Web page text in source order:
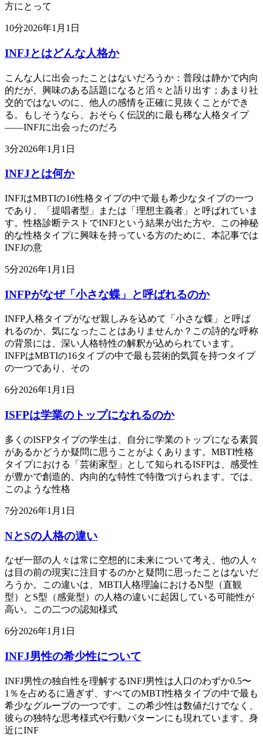
方にとって
10分2026年1月1日
INFJとはどんな人格か
こんな人に出会ったことはないだろうか：普段は静かで内向
的だが、興味のある話題になると滔々と語り出す；あまり社
交的ではないのに、他人の感情を正確に見抜くことができ
る。もしそうなら、おそらく伝説的に最も稀な人格タイプ
——INFJに出会ったのだろ
3分2026年1月1日
INFJとは何か
INFJはMBTIの16性格タイプの中で最も希少なタイプの一つ
であり、「提唱者型」または「理想主義者」と呼ばれていま
す。性格診断テストでINFJという結果が出た方や、この神秘
的な性格タイプに興味を持っている方のために、本記事では
INFJの意
5分2026年1月1日
INFPがなぜ「小さな蝶」と呼ばれるのか
INFP人格タイプがなぜ親しみを込めて「小さな蝶」と呼ば
れるのか、気になったことはありませんか？この詩的な呼称
の背景には、深い人格特性の解釈が込められています。
INFPはMBTIの16タイプの中で最も芸術的気質を持つタイプ
の一つであり、その
6分2026年1月1日
ISFPは学業のトップになれるのか
多くのISFPタイプの学生は、自分に学業のトップになる素質
があるかどうか疑問に思うことがよくあります。MBTI性格
タイプにおける「芸術家型」として知られるISFPは、感受性
が豊かで創造的、内向的な特性で特徴づけられます。では、
このような性格
7分2026年1月1日
NとSの人格の違い
なぜ一部の人々は常に空想的に未来について考え、他の人々
は目の前の現実に注目するのかと疑問に思ったことはないだ
ろうか。この違いは、MBTI人格理論におけるN型（直観
型）とS型（感覚型）の人格の違いに起因している可能性が
高い。この二つの認知様式
6分2026年1月1日
INFJ男性の希少性について
INFJ男性の独自性を理解するINFJ男性は人口のわずか0.5〜
1％を占めるに過ぎず、すべてのMBTI性格タイプの中で最も
希少なグループの一つです。この希少性は数値だけでなく、
彼らの独特な思考様式や行動パターンにも現れています。身
近にINF